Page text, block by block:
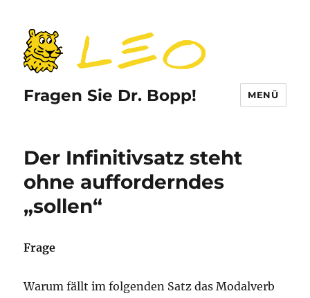
Fragen Sie Dr. Bopp! MENÜ
Der Infinitivsatz steht
ohne aufforderndes
„sollen“
Frage
Warum fällt im folgenden Satz das Modalverb